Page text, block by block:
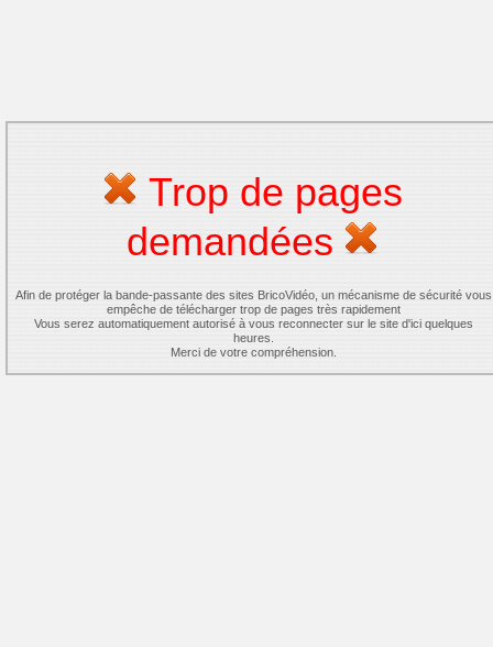
Trop de pages
demandées
Afin de protéger la bande-passante des sites BricoVidéo, un mécanisme de sécurité vous
empêche de télécharger trop de pages très rapidement
Vous serez automatiquement autorisé à vous reconnecter sur le site d'ici quelques
heures.
Merci de votre compréhension.